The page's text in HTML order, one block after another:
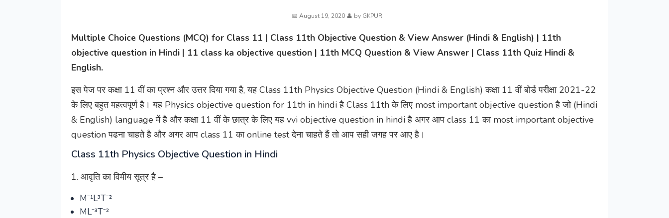
August 19, 2020 by GKPUR
Multiple Choice Questions (MCQ) for Class 11 | Class 11th Objective Question & View Answer (Hindi & English) | 11th
objective question in Hindi | 11 class ka objective question | 11th MCQ Question & View Answer | Class 11th Quiz Hindi &
English.
इस पेज पर कक्षा 11 वीं का प्रश्न और उत्तर दिया गया है, यह Class 11th Physics Objective Question (Hindi & English) कक्षा 11 वीं बोर्ड परीक्षा 2021-22
के लिए बहुत महत्वपूर्ण है। यह Physics objective question for 11th in hindi है Class 11th के लिए most important objective question है जो (Hindi
& English) language में है और कक्षा 11 वीं के छात्र के लिए यह vvi objective question in hindi है अगर आप class 11 का most important objective
question पढना चाहते है और अगर आप class 11 का online test देना चाहते हैं तो आप सही जगह पर आए है।
Class 11th Physics Objective Question in Hindi
1. आवृति का विमीय सूत्र है –
M⁻¹L³T⁻²
ML⁻³T⁻²